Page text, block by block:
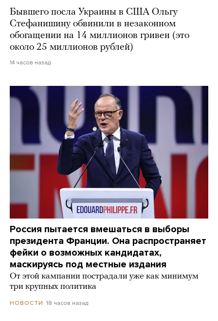
Бывшего посла Украины в США Ольгу
Стефанишину обвинили в незаконном
обогащении на 14 миллионов гривен (это
около 25 миллионов рублей)
14 часов назад
Россия пытается вмешаться в выборы
президента Франции. Она распространяет
фейки о возможных кандидатах,
маскируясь под местные издания
От этой кампании пострадали уже как минимум
три крупных политика
НОВОСТИ 18 часов назад